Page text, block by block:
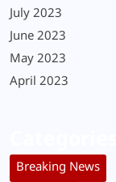
July 2023
June 2023
May 2023
April 2023
Breaking News